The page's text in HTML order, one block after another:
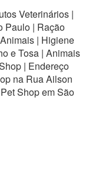
Veterinários |
Paulo | Ração
| Higiene
e Tosa | Animais
| Endereço
na Rua Ailson
Shop em São